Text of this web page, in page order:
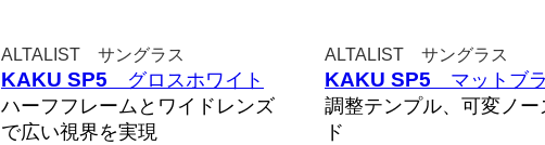
ALTALIST サングラス
KAKU SP5
グロスホワイト
ハーフフレームとワイドレンズ
で広い視界を実現
ALTALIST サングラス
KAKU SP5
マットブ
調整テンプル、可変ノー
ド